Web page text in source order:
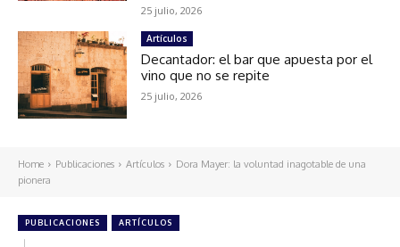
25 julio, 2026
Artículos
Decantador: el bar que apuesta por el
vino que no se repite
25 julio, 2026